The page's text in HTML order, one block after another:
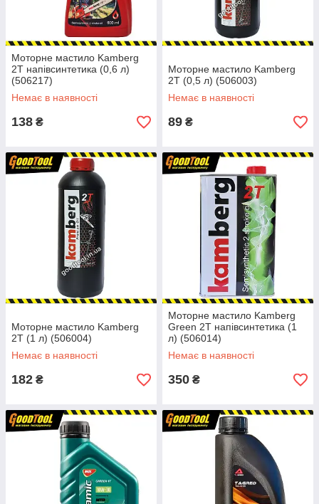
Моторне мастило Kamberg
2T напівсинтетика (0,6 л)
(506217)
Немає в наявності
138 ₴
Моторне мастило Kamberg
2T (0,5 л) (506003)
Немає в наявності
89 ₴
Моторне мастило Kamberg
2T (1 л) (506004)
Немає в наявності
182 ₴
Моторне мастило Kamberg
Green 2T напівсинтетика (1
л) (506014)
Немає в наявності
350 ₴